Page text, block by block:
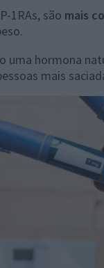
1RAs, são mais
hormona
mais